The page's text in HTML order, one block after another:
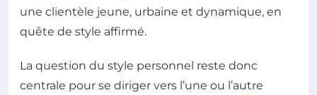
une clientèle jeune, urbaine et dynamique, en
quête de style affirmé.
La question du style personnel reste donc
centrale pour se diriger vers l’une ou l’autre